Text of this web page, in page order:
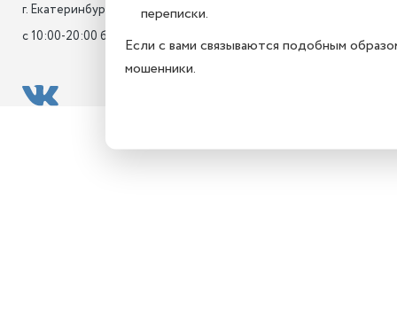
г. Екатеринбург, Антона Валека 20
с 10:00-20:00 без выходных
переписки.
Если с вами связываются подобным
мошенники.